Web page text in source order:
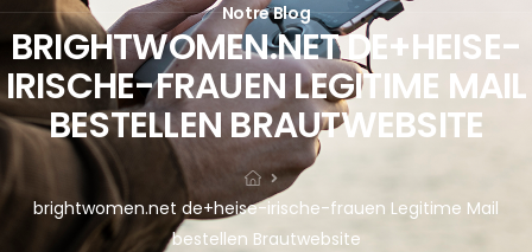
Notre Blog
BRIGHTWOMEN.NET DE+HEISE-
IRISCHE-FRAUEN LEGITIME MAIL
BESTELLEN BRAUTWEBSITE
brightwomen.net de+heise-irische-frauen Legitime Mail
bestellen Brautwebsite